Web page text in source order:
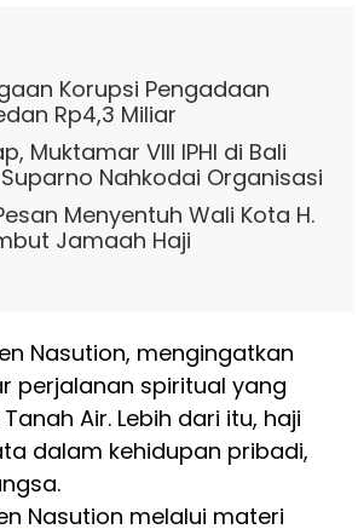
Korupsi Pengadaan
Rp4,3 Miliar
Muktamar VIII IPHI di Bali
Nahkodai Organisasi
Menyentuh Wali Kota H.
Jamaah Haji
Nasution, mengingatkan
perjalanan spiritual yang
Air. Lebih dari itu, haji
dalam kehidupan pribadi,
Nasution melalui materi